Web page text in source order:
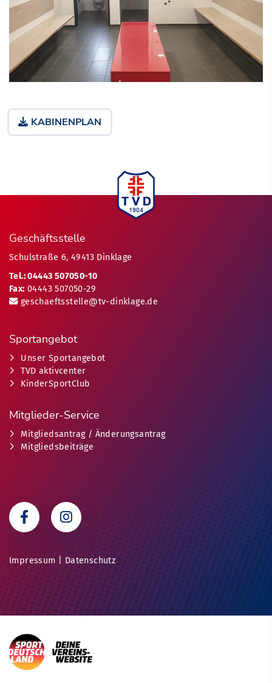
KABINENPLAN
Geschäftsstelle
Schulstraße 6, 49413 Dinklage
Tel.: 04443 507050-10
Fax: 04443 507050-29
geschaeftsstelle@tv-dinklage.de
Sportangebot
Unser Sportangebot
TVD aktivcenter
KinderSportClub
Mitglieder-Service
Mitgliedsantrag / Änderungsantrag
Mitgliedsbeiträge
Impressum Datenschutz